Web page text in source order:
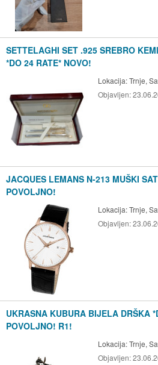
SETTELAGHI SET .925 SREBRO
*DO 24 RATE* NOVO!
Lokacija:Trnje,
Objavljen:
JACQUES LEMANS N-213 MUŠKI
POVOLJNO!
Lokacija:Trnje,
Objavljen:
UKRASNA KUBURA BIJELA DRŠKA
POVOLJNO! R1!
Lokacija:Trnje,
Objavljen: